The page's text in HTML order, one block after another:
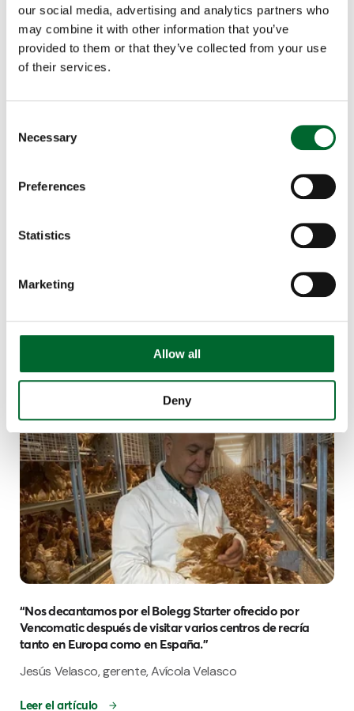
our social media, advertising and analytics partners who
may combine it with other information that you’ve
provided to them or that they’ve collected from your use
of their services.
Selection
Necessary
Preferences
Statistics
Marketing
Allow all
Deny
Ayudando a los clientes desde
Ver todas las referencias
“Nos decantamos por el Bolegg Starter ofrecido por
Vencomatic después de visitar varios centros de recría
tanto en Europa como en España."
Jesús Velasco, gerente, Avícola Velasco
Leer el artículo